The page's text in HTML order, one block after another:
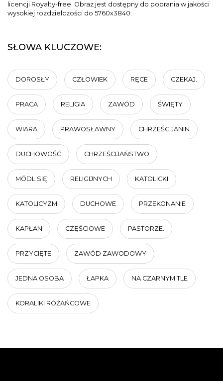
licencji Royalty-free. Obraz jest dostępny do pobrania w jakości
wysokiej rozdzielczości do 5760x3840.
SŁOWA KLUCZOWE:
DOROSŁY CZŁOWIEK RĘCE CZEKAJ.
PRACA RELIGIA ZAWÓD ŚWIĘTY
WIARA PRAWOSŁAWNY CHRZEŚCIJANIN
DUCHOWOŚĆ CHRZEŚCIJAŃSTWO
MÓDL SIĘ RELIGIJNYCH KATOLICKI
KATOLICYZM DUCHOWE PRZEKONANIE
KAPŁAN CZĘŚCIOWE PASTORZE.
PRZYCIĘTE ZAWÓD ZAWODOWY
JEDNA OSOBA ŁAPKA NA CZARNYM TLE
KORALIKI RÓŻAŃCOWE